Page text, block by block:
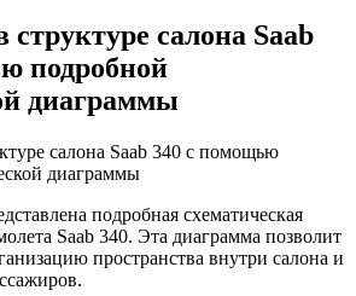
структуре салона Saab
подробной
диаграммы
подробная схематическая
Saab 340. Эта диаграмма позволит
пространства внутри салона и